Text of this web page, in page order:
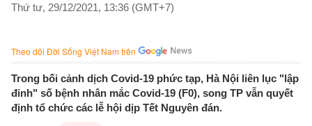
Thứ tư, 29/12/2021, 13:36 (GMT+7)
Theo dõi Đời Sống Việt Nam trên
Trong bối cảnh dịch Covid-19 phức tạp, Hà Nội liên lục "lập
đỉnh" số bệnh nhân mắc Covid-19 (F0), song TP vẫn quyết
định tổ chức các lễ hội dịp Tết Nguyên đán.